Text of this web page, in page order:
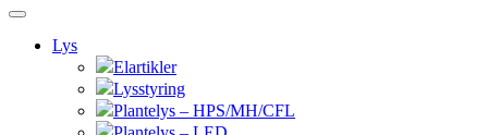
Lys
Elartikler
Lysstyring
Plantelys – HPS/MH/CFL